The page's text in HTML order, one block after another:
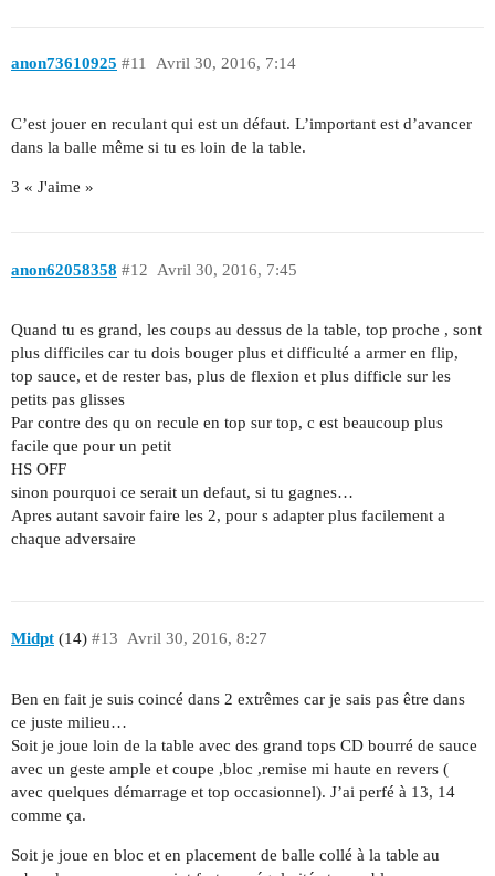
anon73610925 Avril 30, 2016, 7:14
#11
C’est jouer en reculant qui est un défaut. L’important est d’avancer
dans la balle même si tu es loin de la table.
3 « J'aime »
anon62058358 Avril 30, 2016, 7:45
#12
Quand tu es grand, les coups au dessus de la table, top proche , sont
plus difficiles car tu dois bouger plus et difficulté a armer en flip,
top sauce, et de rester bas, plus de flexion et plus difficle sur les
petits pas glisses
Par contre des qu on recule en top sur top, c est beaucoup plus
facile que pour un petit
HS OFF
sinon pourquoi ce serait un defaut, si tu gagnes…
Apres autant savoir faire les 2, pour s adapter plus facilement a
chaque adversaire
Midpt (14) Avril 30, 2016, 8:27
#13
Ben en fait je suis coincé dans 2 extrêmes car je sais pas être dans
ce juste milieu…
Soit je joue loin de la table avec des grand tops CD bourré de sauce
avec un geste ample et coupe ,bloc ,remise mi haute en revers (
avec quelques démarrage et top occasionnel). J’ai perfé à 13, 14
comme ça.
Soit je joue en bloc et en placement de balle collé à la table au